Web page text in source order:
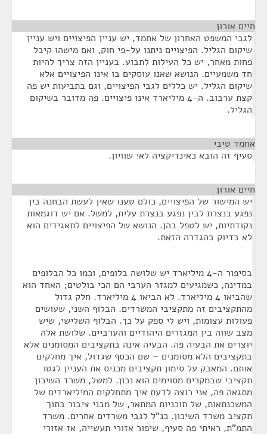
חיים אורון
לגבי המשפט האחרון של אחמד, יש עניין הפיצויים ויש עניין
שיקום הגליל. הפיצויים ניתנו על-פי חוק, ואם מישהו קיבל
פחות מאחר, יש כל העילות לתבוע. בעניין הזה צריך להיות
חד משמעיים. הנושא שאנו עוסקים בו אינו הפיצויים אלא
שיקום הגליל. יש כללים לגבי הפיצויים, וגם בתביעות יש פה
קצת ערבוב. ה-4 מיליארד אינו פיצויים. פה מדובר בשיקום
הגליל.
אחמד טיבי
סעיף זה הובא כאינדיקציה לאי שוויון.
חיים אורון
יש המישור של הפיצויים, כולם טענו שאין לעשת הבחנה בין
נפגע בנצרת לבין נפגע בנצרת עלית, למשל. אם יש דוגמאות
נקודתיות, יש לטפל בהן. הנושא של הפיצויים לתאגידים הוא
לא בדיוק בהגדרה הזאת.
בסיפור ה-4 מיליארד יש שלושה בלופים, וכמו כל הבלופים
במדינה, כשמגיעים למגזר הערבי הם הכי בולטים; האחד הוא
שהביאו 4 מיליארד. לא הביאו 4 מיליארד. חלק גדול
מהתקציבים זה מתקציבי המשרדים. הבלוף השני, שעושים
פעולות עצומות, ויש לי ספק על כך. הבלוף השלישי, שיש
מצב שווה בין המגזרים היהודיים והערביים. שלושת אלה
יוצרים את הבעיה פה. הבעיה אינה בתקציבים המסומנים אלא
בתקציבים הלא מסומנים – שם הכסף שגדול, איך מחלקים
אותם. המאבק על סימון תקציבים מכניס את העניין לגטו
תקציבי שבמקרים מסוימים הוא נכון. למשל, משרד השיכון
מתגאה פה, אני רוצה לדעת איך מתחלקים המיליארדים של
המשכנתאות, של תוכניות המתאר, של מבני ציבור בתוך
תקציב משרד השיכון. כנ"ל לגבי משרדים אחרים. משרד
התמ"ת, ראיתי פה סעיף, שיפור אזורי תעשייה, אז אזורי